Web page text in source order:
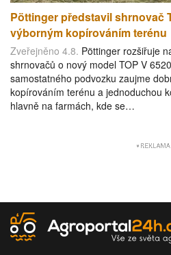
Pöttinger představil shrnovač
výborným kopírováním terénu
Zveřejněno 4.8. Pöttinger rozšiřuje
shrnovačů o nový model TOP V
samostatného podvozku zaujme
kopírováním terénu a jednoduchou
hlavně na farmách, kde se…